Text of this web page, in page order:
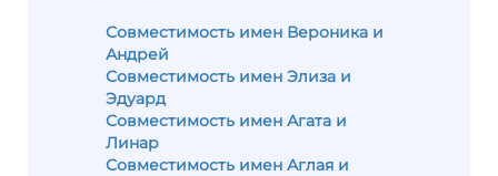
Совместимость имен Вероника и
Андрей
Совместимость имен Элиза и
Эдуард
Совместимость имен Агата и
Линар
Совместимость имен Аглая и